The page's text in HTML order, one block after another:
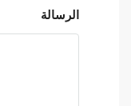
الرسالة